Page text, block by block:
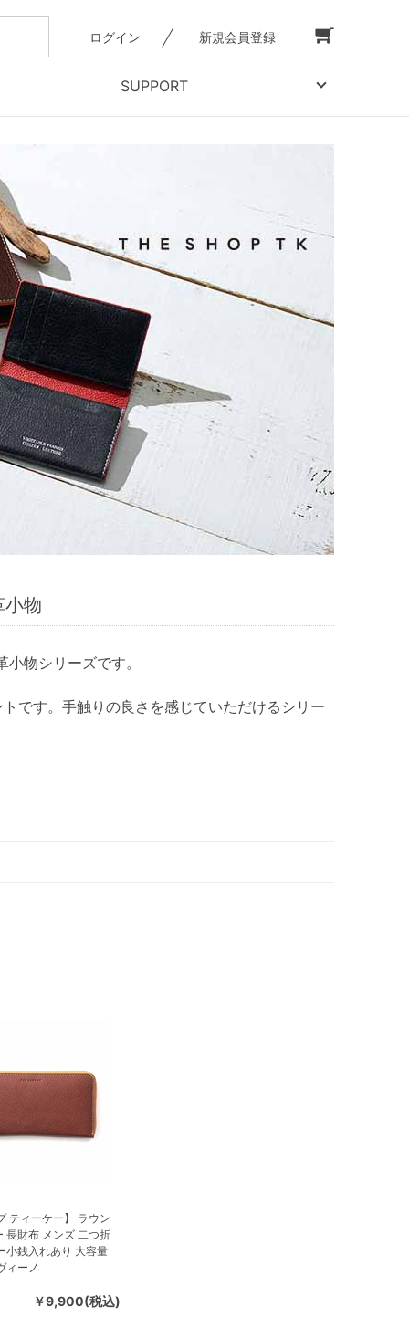
ログイン 新規会員登録
SUPPORT
小物
物シリーズです。
です。手触りの良さを感じていただけるシリー
ティーケー】 ラウン
長財布 メンズ 二つ折
小銭入れあり 大容量
ィーノ
￥9,900(税込)